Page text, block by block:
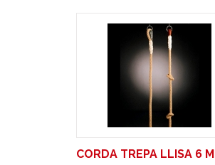
CORDA TREPA LLISA 6 M